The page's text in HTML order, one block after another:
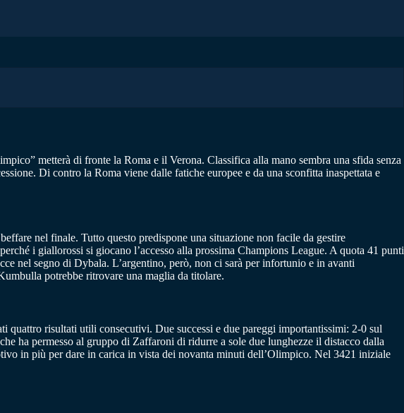
metterà di fronte la Roma e il Verona. Classifica alla mano sembra una sfida senza
Di contro la Roma viene dalle fatiche europee e da una sconfitta inaspettata e
nel finale. Tutto questo predispone una situazione non facile da gestire
i giallorossi si giocano l’accesso alla prossima Champions League. A quota 41 punti
nel segno di Dybala. L’argentino, però, non ci sarà per infortunio e in avanti
potrebbe ritrovare una maglia da titolare.
risultati utili consecutivi. Due successi e due pareggi importantissimi: 2-0 sul
ha permesso al gruppo di Zaffaroni di ridurre a sole due lunghezze il distacco dalla
in più per dare in carica in vista dei novanta minuti dell’Olimpico. Nel 3421 iniziale